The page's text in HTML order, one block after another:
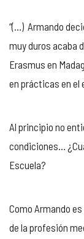
“(…) Armando
muy duros acaba
Erasmus en
en prácticas en el
Al principio no
condiciones…
Escuela?
Como Armando
de la profesión